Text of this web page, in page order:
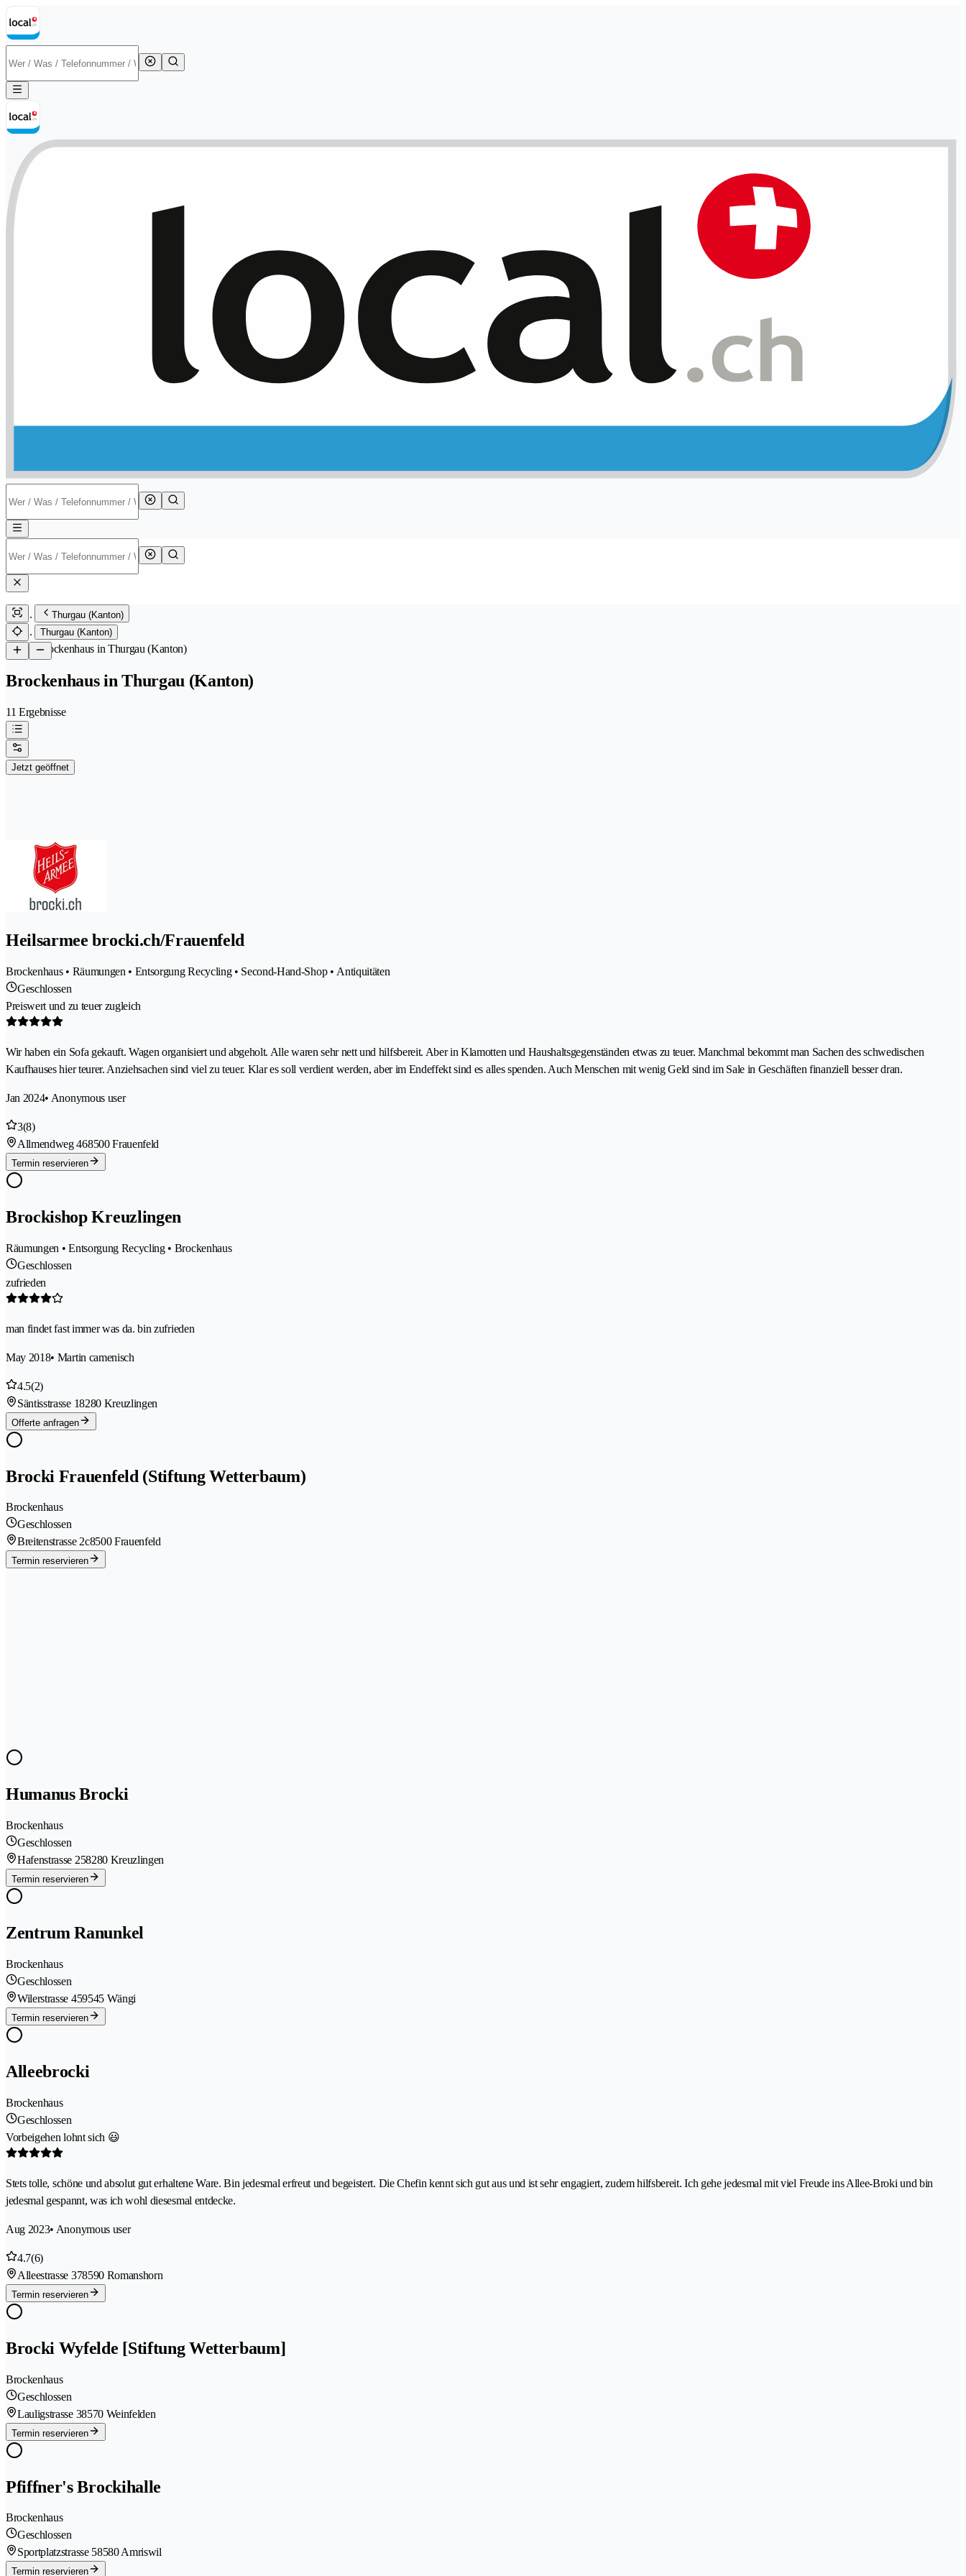
Thurgau (Kanton)
Thurgau (Kanton)
/Brockenhaus in Thurgau (Kanton)
Brockenhaus in Thurgau (Kanton)
11 Ergebnisse
Jetzt geöffnet
Heilsarmee brocki.ch/Frauenfeld
Brockenhaus • Räumungen • Entsorgung Recycling • Second-Hand-Shop • Antiquitäten
Geschlossen
Preiswert und zu teuer zugleich
Wir haben ein Sofa gekauft. Wagen organisiert und abgeholt. Alle waren sehr nett und hilfsbereit. Aber in Klamotten und Haushaltsgegenständen etwas zu teuer. Manchmal bekommt man Sachen des schwedischen
Kaufhauses hier teurer. Anziehsachen sind viel zu teuer. Klar es soll verdient werden, aber im Endeffekt sind es alles spenden. Auch Menschen mit wenig Geld sind im Sale in Geschäften finanziell besser dran.
Jan 2024• Anonymous user
3(8)
Allmendweg 468500 Frauenfeld
Termin reservieren
Brockishop Kreuzlingen
Räumungen • Entsorgung Recycling • Brockenhaus
Geschlossen
zufrieden
man findet fast immer was da. bin zufrieden
May 2018• Martin camenisch
4.5(2)
Säntisstrasse 18280 Kreuzlingen
Offerte anfragen
Brocki Frauenfeld (Stiftung Wetterbaum)
Brockenhaus
Geschlossen
Breitenstrasse 2c8500 Frauenfeld
Termin reservieren
Humanus Brocki
Brockenhaus
Geschlossen
Hafenstrasse 258280 Kreuzlingen
Termin reservieren
Zentrum Ranunkel
Brockenhaus
Geschlossen
Wilerstrasse 459545 Wängi
Termin reservieren
Alleebrocki
Brockenhaus
Geschlossen
Vorbeigehen lohnt sich 😃
Stets tolle, schöne und absolut gut erhaltene Ware. Bin jedesmal erfreut und begeistert. Die Chefin kennt sich gut aus und ist sehr engagiert, zudem hilfsbereit. Ich gehe jedesmal mit viel Freude ins Allee-Broki und bin
jedesmal gespannt, was ich wohl diesesmal entdecke.
Aug 2023• Anonymous user
4.7(6)
Alleestrasse 378590 Romanshorn
Termin reservieren
Brocki Wyfelde [Stiftung Wetterbaum]
Brockenhaus
Geschlossen
Lauligstrasse 38570 Weinfelden
Termin reservieren
Pfiffner's Brockihalle
Brockenhaus
Geschlossen
Sportplatzstrasse 58580 Amriswil
Termin reservieren